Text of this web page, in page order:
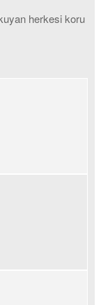
herkesi koru